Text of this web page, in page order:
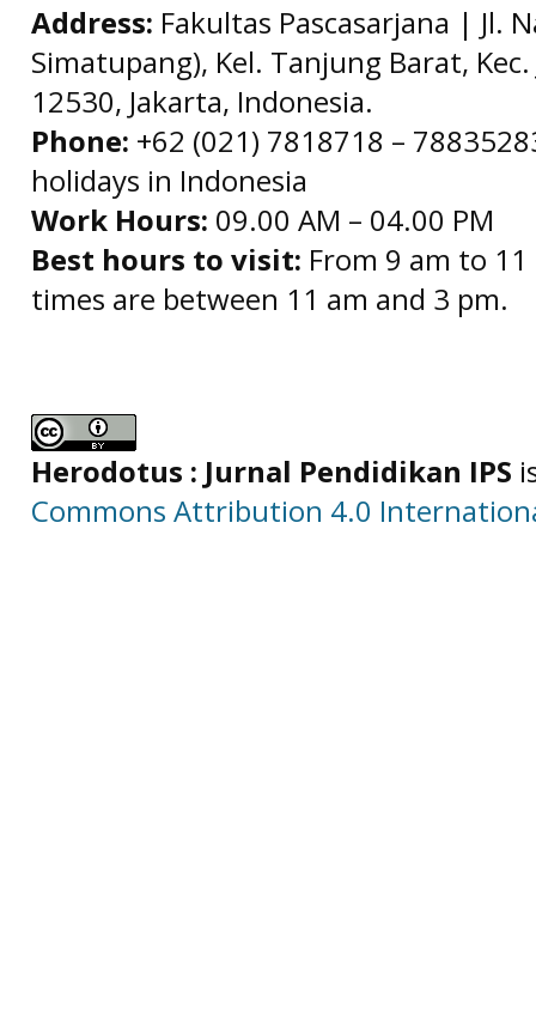
Address: Fakultas Pascasarjana | Jl.
Simatupang), Kel. Tanjung Barat,
12530, Jakarta, Indonesia.
Phone: +62 (021) 7818718 –
holidays in Indonesia
Work Hours: 09.00 AM – 04.00 PM
Best hours to visit: From 9 am to
times are between 11 am and 3 pm.
Herodotus : Jurnal Pendidikan IPS
Commons Attribution 4.0